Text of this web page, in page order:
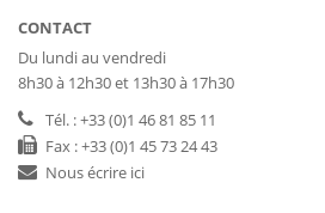
CONTACT
Du lundi au vendredi
8h30 à 12h30 et 13h30 à 17h30
Tél. : +33 (0)1 46 81 85 11
Fax : +33 (0)1 45 73 24 43
Nous écrire ici